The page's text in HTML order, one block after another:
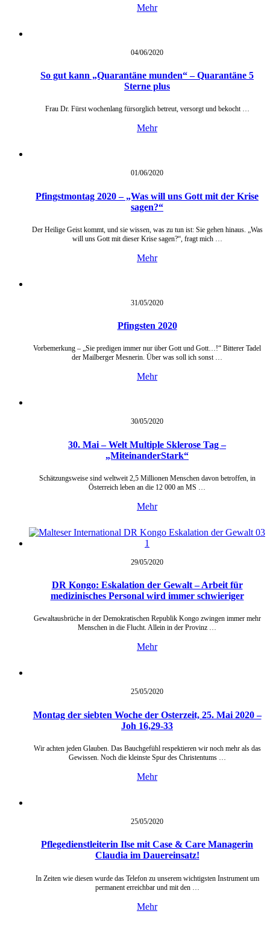
Mehr
04/06/2020
So gut kann „Quarantäne munden“ – Quarantäne 5
Sterne plus
Frau Dr. Fürst wochenlang fürsorglich betreut, versorgt und bekocht …
Mehr
01/06/2020
Pfingstmontag 2020 – „Was will uns Gott mit der Krise
sagen?“
Der Heilige Geist kommt, und sie wissen, was zu tun ist: Sie gehen hinaus. „Was
will uns Gott mit dieser Krise sagen?“, fragt mich …
Mehr
31/05/2020
Pfingsten 2020
Vorbemerkung – „Sie predigen immer nur über Gott und Gott…!“ Bitterer Tadel
der Mailberger Mesnerin. Über was soll ich sonst …
Mehr
30/05/2020
30. Mai – Welt Multiple Sklerose Tag –
„MiteinanderStark“
Schätzungsweise sind weltweit 2,5 Millionen Menschen davon betroffen, in
Österreich leben an die 12 000 an MS …
Mehr
29/05/2020
DR Kongo: Eskalation der Gewalt – Arbeit für
medizinisches Personal wird immer schwieriger
Gewaltausbrüche in der Demokratischen Republik Kongo zwingen immer mehr
Menschen in die Flucht. Allein in der Provinz …
Mehr
25/05/2020
Montag der siebten Woche der Osterzeit, 25. Mai 2020 –
Joh 16,29-33
Wir achten jeden Glauben. Das Bauchgefühl respektieren wir noch mehr als das
Gewissen. Noch die kleinste Spur des Christentums …
Mehr
25/05/2020
Pflegedienstleiterin Ilse mit Case & Care Managerin
Claudia im Dauereinsatz!
In Zeiten wie diesen wurde das Telefon zu unserem wichtigsten Instrument um
permanent erreichbar und mit den …
Mehr